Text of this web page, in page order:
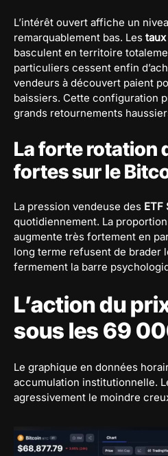
L’intérêt ouvert affiche un
remarquablement bas. Les
basculent en territoire
particuliers cessent enfin
vendeurs à découvert paient
baissiers. Cette configuration
grands retournements
La forte rotation
fortes sur le
La pression vendeuse des ETF
quotidiennement. La
augmente très fortement en
long terme refusent de brader
fermement la barre
L’action du
sous les 69
Le graphique en données
accumulation institutionnelle.
agressivement le moindre